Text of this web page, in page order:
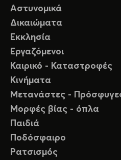
Αστυνομικά
Δικαιώματα
Εκκλησία
Εργαζόμενοι
Καιρικό - Καταστροφές
Κινήματα
Μετανάστες -
Μορφές βίας - όπλα
Παιδιά
Ποδόσφαιρο
Ρατσισμός